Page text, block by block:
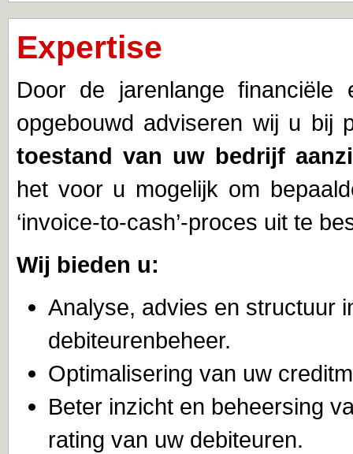
Expertise
Door de jarenlange financiële
opgebouwd adviseren wij u bij
toestand van uw bedrijf
het voor u mogelijk om
‘invoice-to-cash’-proces uit te
Wij bieden u:
Analyse, advies en structuur
debiteurenbeheer.
Optimalisering van uw
Beter inzicht en beheersing
rating van uw debiteuren.